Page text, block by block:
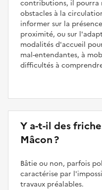
contributions, il pourra
obstacles à la
informer sur la
proximité, ou sur
modalités d'accueil
mal-entendantes, à
difficultés à
Y a-t-il des
Mâcon ?
Bâtie ou non, parfois
caractérise par
travaux préalables.